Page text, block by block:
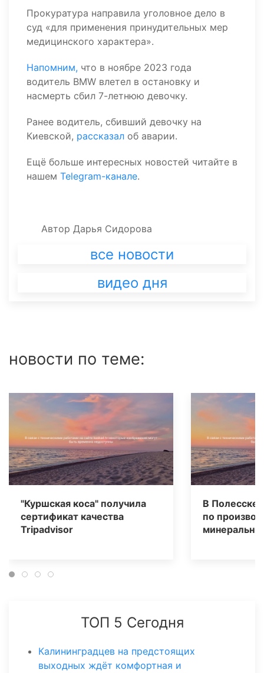
Прокуратура направила уголовное дело в
суд «для применения принудительных мер
медицинского характера».
Напомним, что в ноябре 2023 года
водитель BMW влетел в остановку и
насмерть сбил 7-летнюю девочку.
Ранее водитель, сбивший девочку на
Киевской, рассказал об аварии.
Ещё больше интересных новостей читайте в
нашем Telegram-канале.
Автор Дарья Сидорова
все новости
видео дня
новости по теме:
"Куршская коса" получила
сертификат качества
Tripаdvisor
В Полесске
по
ТОП 5 Сегодня
Калининградцев на предстоящих
выходных ждёт комфортная и